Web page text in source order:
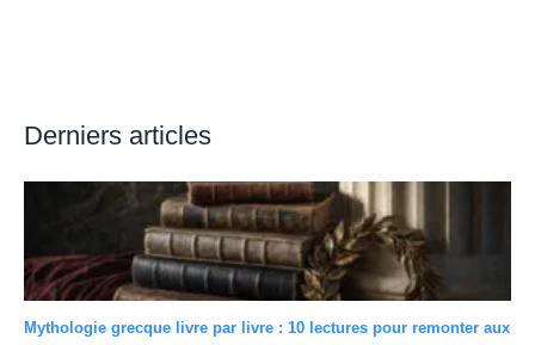
Derniers articles
Mythologie grecque livre par livre : 10 lectures pour remonter aux